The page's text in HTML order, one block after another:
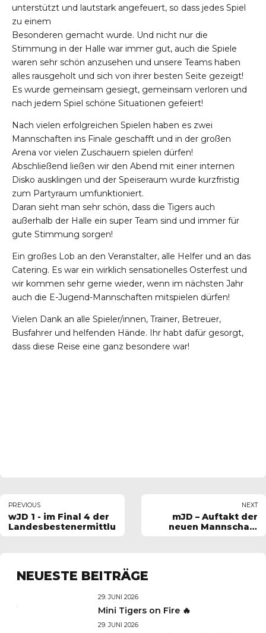
unterstützt und lautstark angefeuert, so dass jedes Spiel
zu einem
Besonderen gemacht wurde. Und nicht nur die
Stimmung in der Halle war immer gut, auch die Spiele
waren sehr schön anzusehen und unsere Teams haben
alles rausgeholt und sich von ihrer besten Seite gezeigt!
Es wurde gemeinsam gesiegt, gemeinsam verloren und
nach jedem Spiel schöne Situationen gefeiert!
Nach vielen erfolgreichen Spielen haben es zwei
Mannschaften ins Finale geschafft und in der großen
Arena vor vielen Zuschauern spielen dürfen!
Abschließend ließen wir den Abend mit einer internen
Disko ausklingen und der Speiseraum wurde kurzfristig
zum Partyraum umfunktioniert.
Daran sieht man sehr schön, dass die Tigers auch
außerhalb der Halle ein super Team sind und immer für
gute Stimmung sorgen!
Ein großes Lob an den Veranstalter, alle Helfer und an das
Catering. Es war ein wirklich sensationelles Osterfest und
wir kommen sehr gerne wieder, wenn im nächsten Jahr
auch die E-Jugend-Mannschaften mitspielen dürfen!
Vielen Dank an alle Spieler/innen, Trainer, Betreuer,
Busfahrer und helfenden Hände. Ihr habt dafür gesorgt,
dass diese Reise eine ganz besondere war!
PREVIOUS
wJD 1 - im Final 4 der
Landesbestenermittlung
NEXT
mJD – Auftakt der
neuen Mannschaft
NEUESTE BEITRÄGE
29. JUNI 2026
Mini Tigers on Fire 🔥
29. JUNI 2026